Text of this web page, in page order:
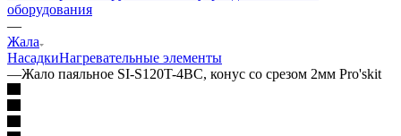
оборудования
—
Жала
НасадкиНагревательные элементы
—Жало паяльное SI-S120T-4BC, конус со срезом 2мм Pro'skit